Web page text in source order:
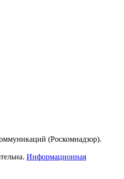
(Роскомнадзор).
Информационная